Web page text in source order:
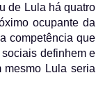
de Lula há quatro
ocupante da
competência que
definhem e
mesmo Lula seria